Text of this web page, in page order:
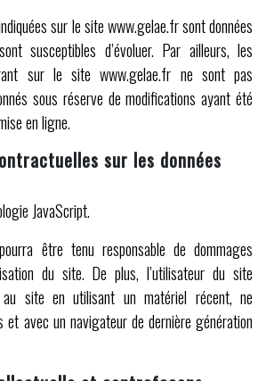
sur le site www.gelae.fr sont données
susceptibles d’évoluer. Par ailleurs, les
sur le site www.gelae.fr ne sont pas
sous réserve de modifications ayant été
en ligne.
sur les données
JavaScript.
être tenu responsable de dommages
du site. De plus, l’utilisateur du site
au site en utilisant un matériel récent, ne
et avec un navigateur de dernière génération